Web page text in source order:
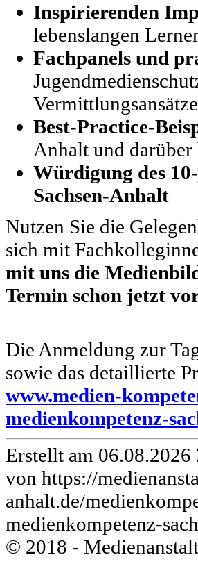
Inspirierenden
lebenslangen
Fachpanels und
Best-Practice-
Anhalt und darüber
Würdigung des
Sachsen-Anhalt
Nutzen Sie die
sich mit
mit uns die
Termin schon jetzt
Die Anmeldung zur
sowie das detaillierte
www.medien-
medienkompetenz-
Erstellt am 06.08.2026
von https://
anhalt.de/
medienkompetenz-
© 2018 -